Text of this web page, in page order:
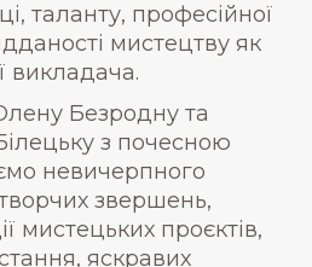
таланту, професійної
мистецтву як
викладача.
Безродну та
з почесною
невичерпного
звершень,
мистецьких проєктів,
яскравих